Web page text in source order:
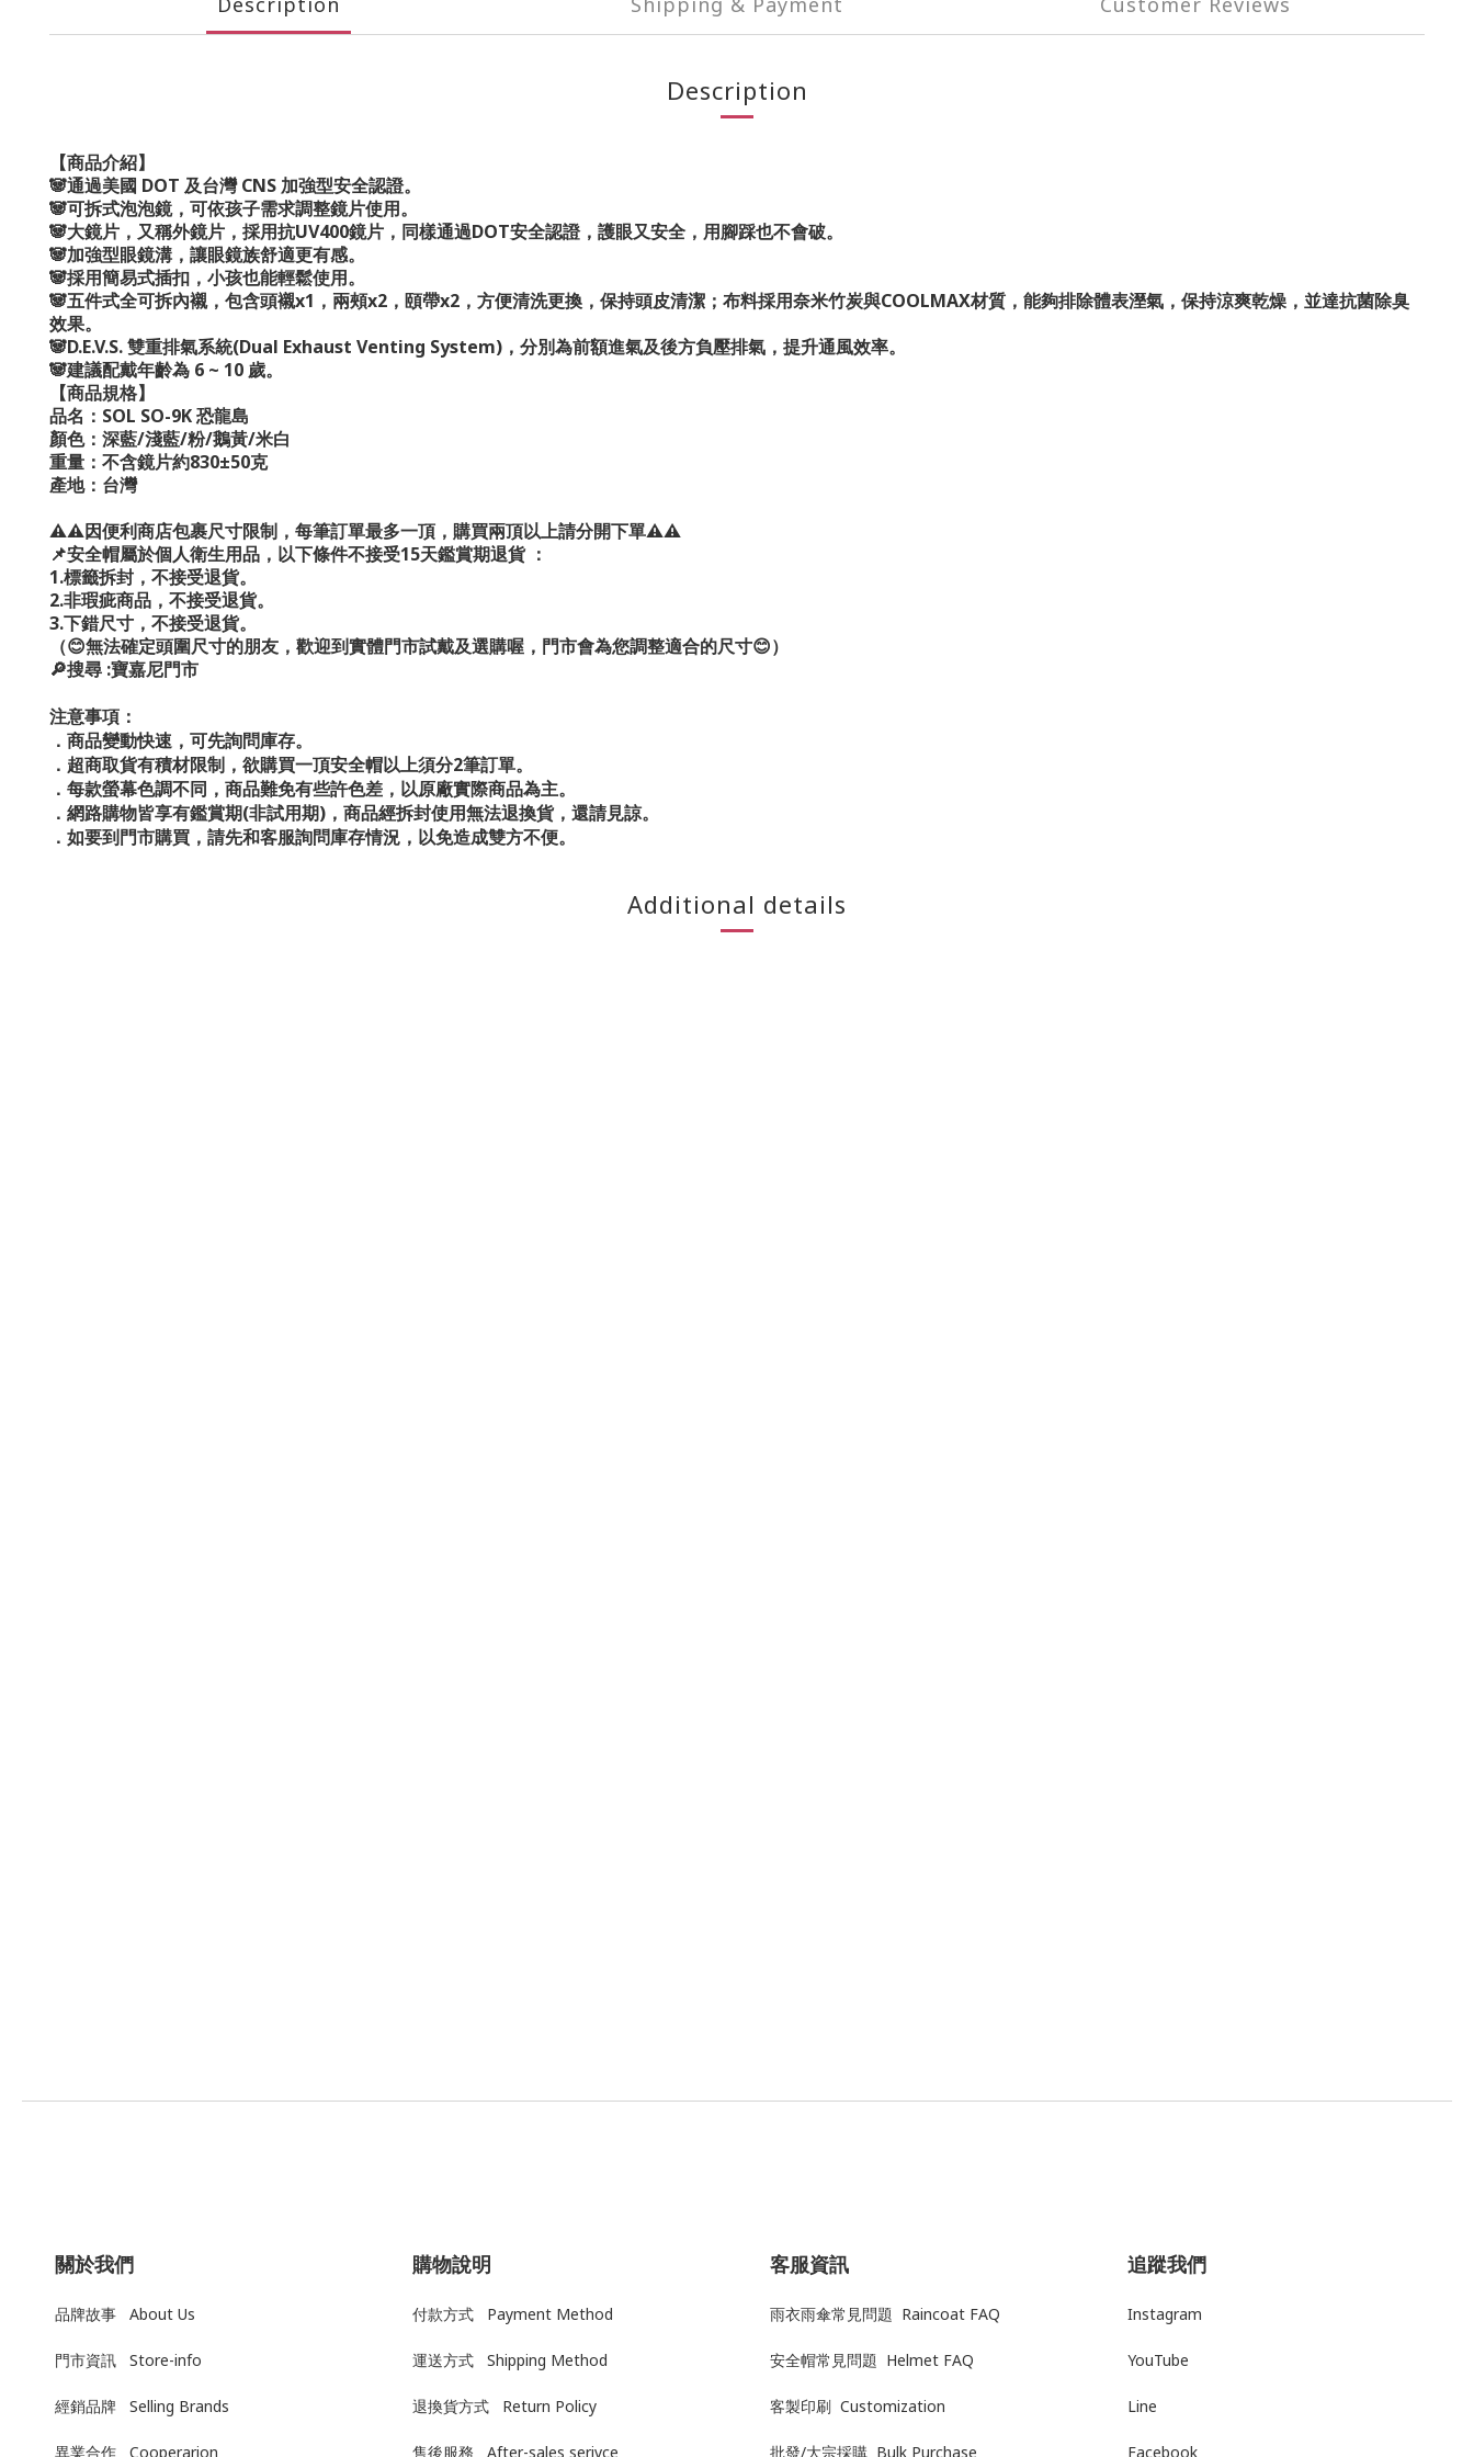
Description
【商品介紹】
🐼通過美國 DOT 及台灣 CNS 加強型安全認證。
🐼可拆式泡泡鏡，可依孩子需求調整鏡片使用。
🐼大鏡片，又稱外鏡片，採用抗UV400鏡片，同樣通過DOT安全認證，護眼又安全，用腳踩也不會破。
🐼加強型眼鏡溝，讓眼鏡族舒適更有感。
🐼採用簡易式插扣，小孩也能輕鬆使用。
🐼五件式全可拆內襯，包含頭襯x1，兩頰x2，頤帶x2，方便清洗更換，保持頭皮清潔；布料採用奈米竹炭與COOLMAX材質，能夠排除體表溼氣，保持涼爽乾燥，並達抗菌除臭
效果。
🐼D.E.V.S. 雙重排氣系統(Dual Exhaust Venting System)，分別為前額進氣及後方負壓排氣，提升通風效率。
🐼建議配戴年齡為 6 ~ 10 歲。
【商品規格】
品名：SOL SO-9K 恐龍島
顏色：深藍/淺藍/粉/鵝黃/米白
重量：不含鏡片約830±50克
產地：台灣
⚠️⚠️因便利商店包裹尺寸限制，每筆訂單最多一頂，購買兩頂以上請分開下單⚠️⚠️
📌安全帽屬於個人衛生用品，以下條件不接受15天鑑賞期退貨 ：
1.標籤拆封，不接受退貨。
2.非瑕疵商品，不接受退貨。
3.下錯尺寸，不接受退貨。
（😊無法確定頭圍尺寸的朋友，歡迎到實體門市試戴及選購喔，門市會為您調整適合的尺寸😊）
🔎搜尋 :寶嘉尼門市
注意事項：
．商品變動快速，可先詢問庫存。
．超商取貨有積材限制，欲購買一頂安全帽以上須分2筆訂單。
．每款螢幕色調不同，商品難免有些許色差，以原廠實際商品為主。
．網路購物皆享有鑑賞期(非試用期)，商品經拆封使用無法退換貨，還請見諒。
．如要到門市購買，請先和客服詢問庫存情況，以免造成雙方不便。
Additional details
關於我們
品牌故事 About Us
門市資訊 Store-info
經銷品牌 Selling Brands
異業合作 Cooperarion
購物說明
付款方式 Payment Method
運送方式 Shipping Method
退換貨方式 Return Policy
售後服務 After-sales serivce
客服資訊
雨衣雨傘常見問題 Raincoat FAQ
安全帽常見問題 Helmet FAQ
客製印刷 Customization
批發/大宗採購 Bulk Purchase
追蹤我們
Instagram
YouTube
Line
Facebook